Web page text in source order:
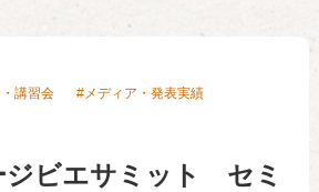
講習会 メディア・発表実績
ジビエサミット セミ